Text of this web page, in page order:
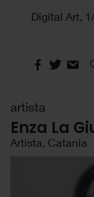
Digital Art,
artista
Enza La
Artista, Catania